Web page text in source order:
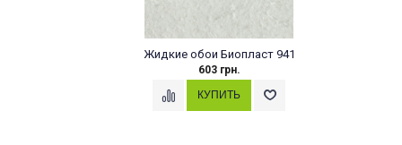
Жидкие обои Биопласт 941
603 грн.